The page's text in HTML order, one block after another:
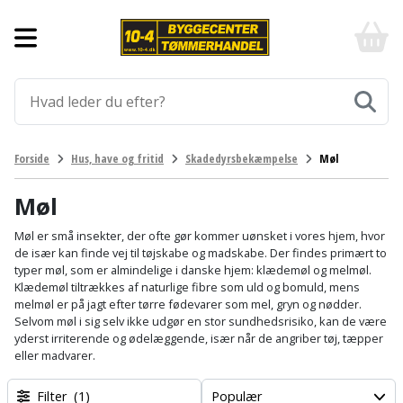
Aluprofiler
Armering
Befæstigelse
Bordplade
Byggeplader
Bygningsbeslag
Gulve
Fliser
og
klinker
Gulvtilbehør
Gulvunderlag
Gulvvarme
Værktøj
Afmærkning
Arbejdsbuk
Arbejdsvogn
Bærehåndtag
Båndstrammer
og
Elværktøj
Afkortersav
Afstandsmåler
Arbejdsbord
Arbejdslamper
og
Havemaskiner
Brændekløver
Buskrydder
Dykpumpe
Hus,
have
og
fritid
Affaldssortering
Maling
-
billigt
og
-
Klik
Forside Hus, have og fritid Skadedyrsbekæmpelse Møl
Møl
Møl er små insekter, der ofte gør kommer uønsket i vores hjem, hvor
de især kan finde vej til tøjskabe og madskabe. Der findes primært to
typer møl, som er almindelige i danske hjem: klædemøl og melmøl.
Klædemøl tiltrækkes af naturlige fibre som uld og bomuld, mens
melmøl er på jagt efter tørre fødevarer som mel, gryn og nødder.
Selvom møl i sig selv ikke udgør en stor sundhedsrisiko, kan de være
yderst irriterende og ødelæggende, især når de angriber tøj, tæpper
eller madvarer.
Filter (1) Populær